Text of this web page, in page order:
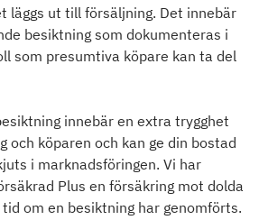
läggs ut till försäljning. Det innebär
besiktning som dokumenteras i
som presumtiva köpare kan ta del
innebär en extra trygghet
och köparen och kan ge din bostad
i marknadsföringen. Vi har
Plus en försäkring mot dolda
om en besiktning har genomförts.